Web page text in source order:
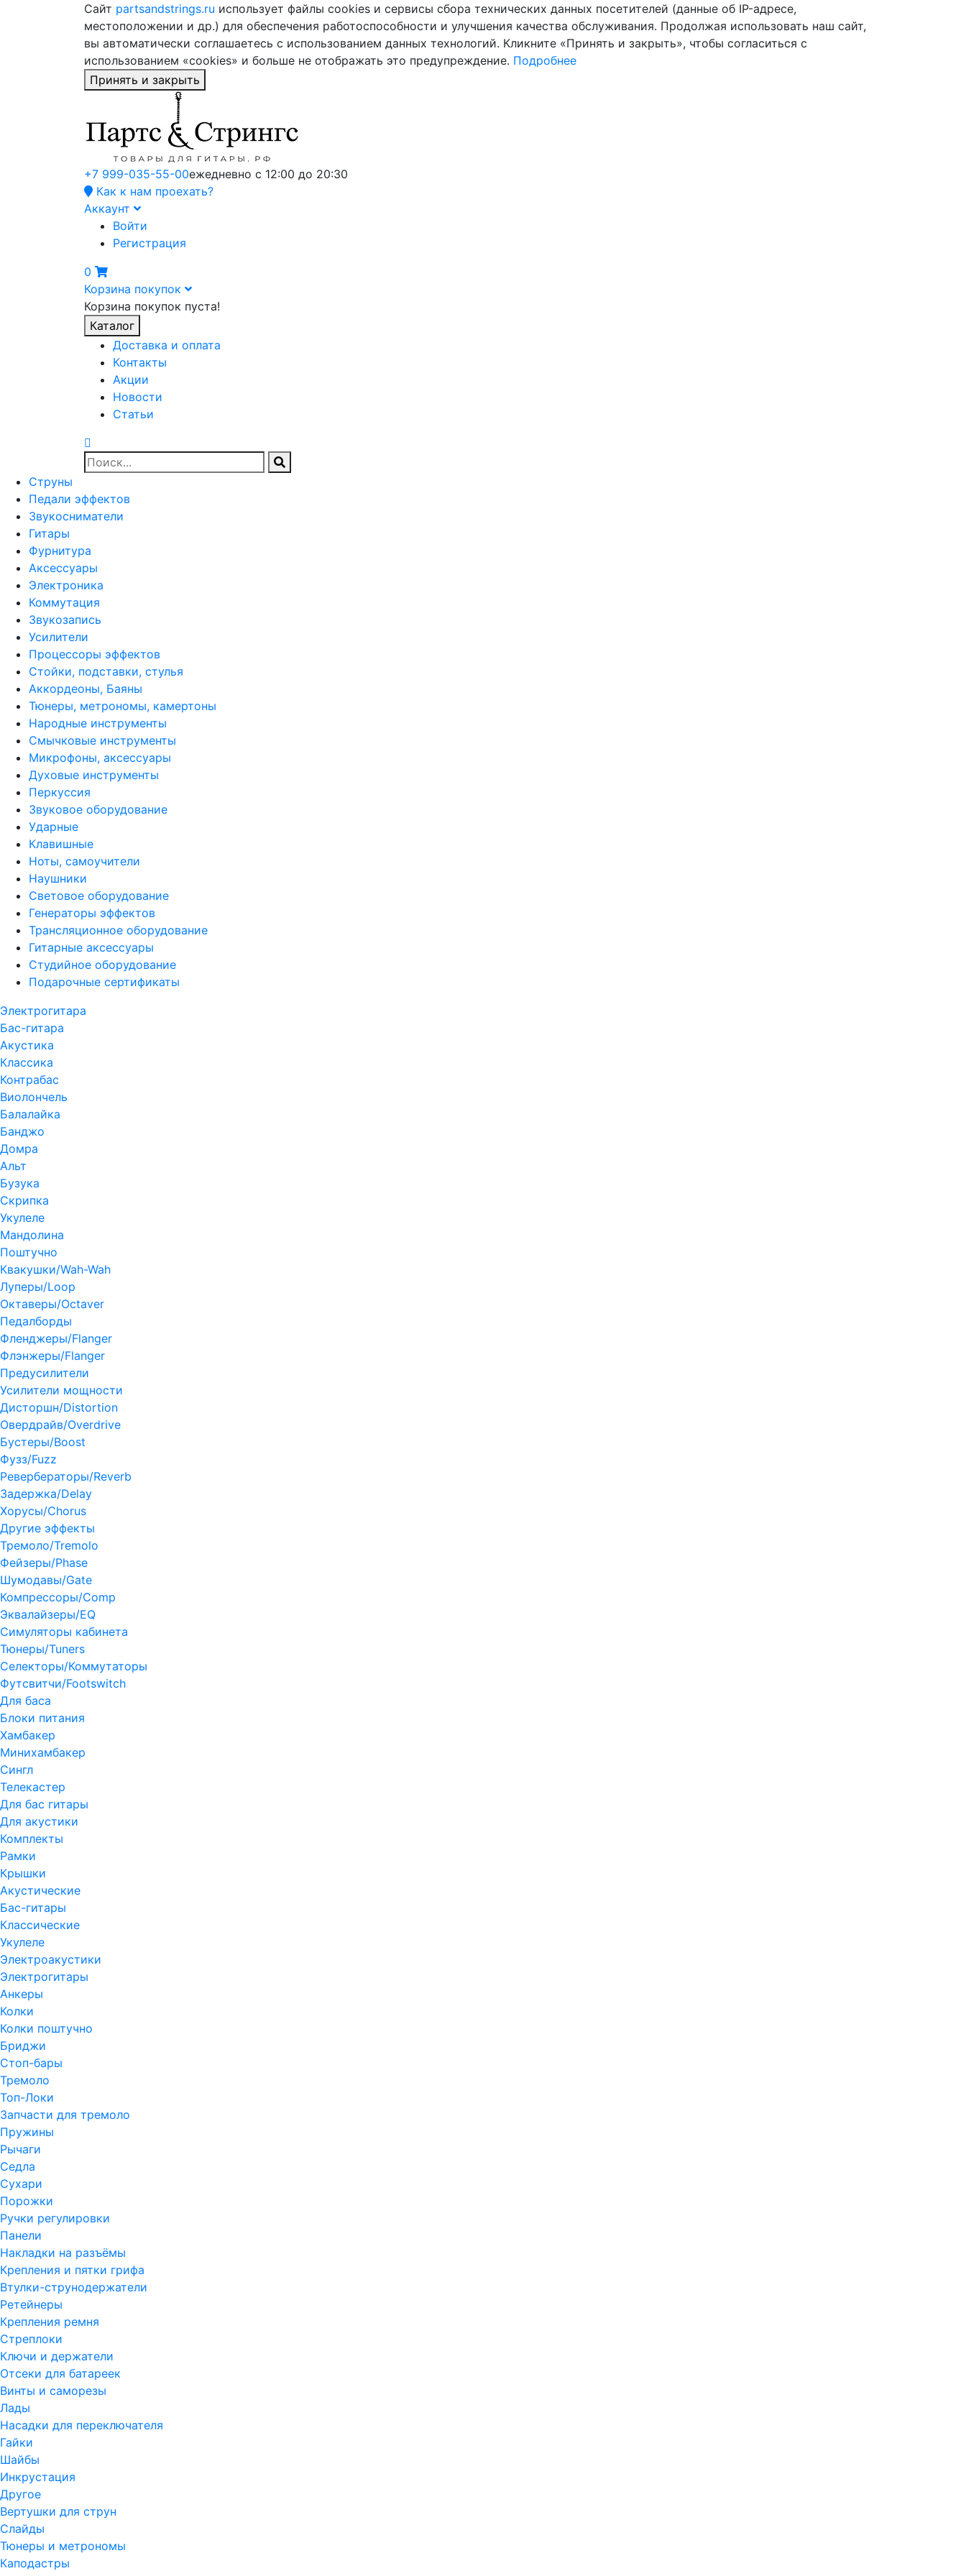
Сайт partsandstrings.ru использует файлы cookies и сервисы сбора технических данных посетителей (данные об IP-адресе,
местоположении и др.) для обеспечения работоспособности и улучшения качества обслуживания. Продолжая использовать наш сайт,
вы автоматически соглашаетесь с использованием данных технологий. Кликните «Принять и закрыть», чтобы согласиться с
использованием «cookies» и больше не отображать это предупреждение. Подробнее
Принять и закрыть
+7 999-035-55-00ежедневно с 12:00 до 20:30
Как к нам проехать?
Аккаунт
Войти
Регистрация
0
Корзина покупок
Корзина покупок пуста!
Каталог
Доставка и оплата
Контакты
Акции
Новости
Статьи
Струны
Педали эффектов
Звукосниматели
Гитары
Фурнитура
Аксессуары
Электроника
Коммутация
Звукозапись
Усилители
Процессоры эффектов
Стойки, подставки, стулья
Аккордеоны, Баяны
Тюнеры, метрономы, камертоны
Народные инструменты
Смычковые инструменты
Микрофоны, аксессуары
Духовые инструменты
Перкуссия
Звуковое оборудование
Ударные
Клавишные
Ноты, самоучители
Наушники
Световое оборудование
Генераторы эффектов
Трансляционное оборудование
Гитарные аксессуары
Студийное оборудование
Подарочные сертификаты
Электрогитара
Бас-гитара
Акустика
Классика
Контрабас
Виолончель
Балалайка
Банджо
Домра
Альт
Бузука
Скрипка
Укулеле
Мандолина
Поштучно
Квакушки/Wah-Wah
Луперы/Loop
Октаверы/Octaver
Педалборды
Фленджеры/Flanger
Флэнжеры/Flanger
Предусилители
Усилители мощности
Дисторшн/Distortion
Овердрайв/Overdrive
Бустеры/Boost
Фузз/Fuzz
Ревербераторы/Reverb
Задержка/Delay
Хорусы/Chorus
Другие эффекты
Тремоло/Tremolo
Фейзеры/Phase
Шумодавы/Gate
Компрессоры/Comp
Эквалайзеры/EQ
Симуляторы кабинета
Тюнеры/Tuners
Селекторы/Коммутаторы
Футсвитчи/Footswitch
Для баса
Блоки питания
Хамбакер
Минихамбакер
Сингл
Телекастер
Для бас гитары
Для акустики
Комплекты
Рамки
Крышки
Акустические
Бас-гитары
Классические
Укулеле
Электроакустики
Электрогитары
Анкеры
Колки
Колки поштучно
Бриджи
Стоп-бары
Тремоло
Топ-Локи
Запчасти для тремоло
Пружины
Рычаги
Седла
Сухари
Порожки
Ручки регулировки
Панели
Накладки на разъёмы
Крепления и пятки грифа
Втулки-струнодержатели
Ретейнеры
Крепления ремня
Стреплоки
Ключи и держатели
Отсеки для батареек
Винты и саморезы
Лады
Насадки для переключателя
Гайки
Шайбы
Инкрустация
Другое
Вертушки для струн
Слайды
Тюнеры и метрономы
Каподастры